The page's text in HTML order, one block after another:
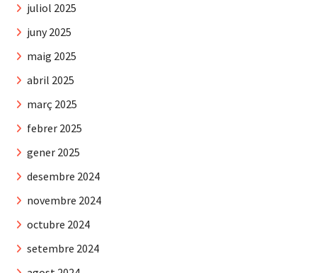
juliol 2025
juny 2025
maig 2025
abril 2025
març 2025
febrer 2025
gener 2025
desembre 2024
novembre 2024
octubre 2024
setembre 2024